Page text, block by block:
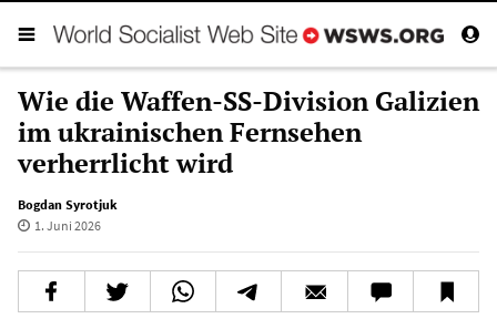
Wie die Waffen-SS-Division Galizien
im ukrainischen Fernsehen
verherrlicht wird
Bogdan Syrotjuk
1. Juni 2026